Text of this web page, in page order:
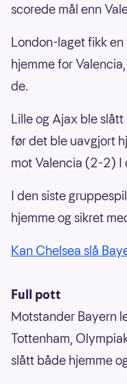
scorede mål enn
London-laget fikk
hjemme for
de.
Lille og Ajax ble
før det ble uavgjort
mot Valencia (2-2) I
I den siste
hjemme og sikret
Kan Chelsea slå
Full pott
Motstander Bayern
Tottenham,
slått både hjemme